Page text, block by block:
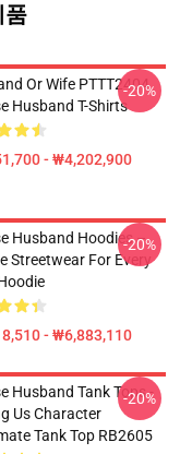
품
Or Wife PTTT2404
Husband T-Shirts
- ₩4,202,900
-20%
Husband Hoodies –
Streetwear For Every
- ₩6,883,110
-20%
Husband Tank Tops -
Us Character
Tank Top RB2605
-20%